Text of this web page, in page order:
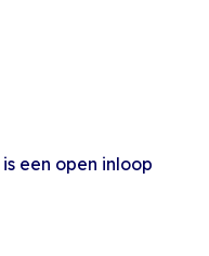
een open inloop